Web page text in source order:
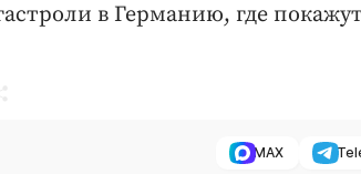
в Германию, где покажут
MAX